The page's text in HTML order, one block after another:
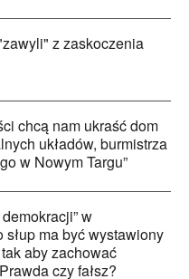
z zaskoczenia
chcą nam ukraść dom
układów, burmistrza
w Nowym Targu”
w
ma być wystawiony
aby zachować
czy fałsz?